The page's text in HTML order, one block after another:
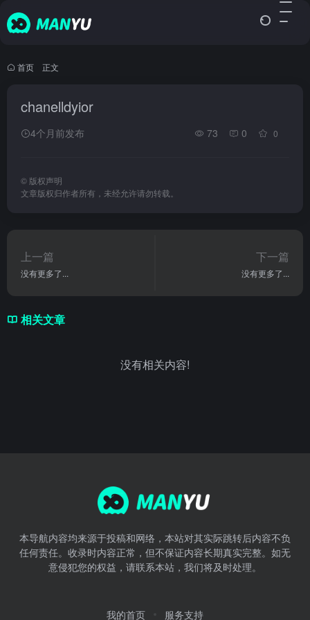
首页 正文
chanelldyior
4个月前发布 73 0 0
© 版权声明
文章版权归作者所有，未经允许请勿转载。
上一篇
没有更多了...
下一篇
没有更多了...
相关文章
没有相关内容!
本导航内容均来源于投稿和网络，本站对其实际跳转后内容不负
任何责任。收录时内容正常，但不保证内容长期真实完整。如无
意侵犯您的权益，请联系本站，我们将及时处理。
我的首页 服务支持